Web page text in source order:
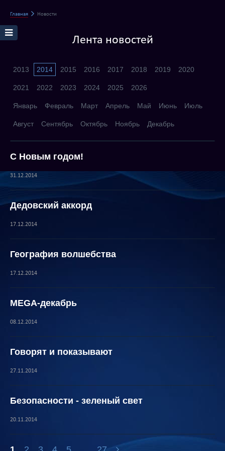
Главная Новости
Лента новостей
2013 2014 2015 2016 2017 2018 2019 2020
2021 2022 2023 2024 2025 2026
Январь Февраль Март Апрель Май Июнь Июль
Август Сентябрь Октябрь Ноябрь Декабрь
С Новым годом!
31.12.2014
Дедовский аккорд
17.12.2014
География волшебства
17.12.2014
MEGA-декабрь
08.12.2014
Говорят и показывают
27.11.2014
Безопасности - зеленый свет
20.11.2014